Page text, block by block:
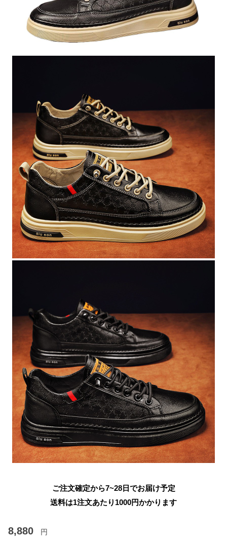
ご注文確定から7~28日でお届け予定
送料は1注文あたり 1000円かかります
8,880 円